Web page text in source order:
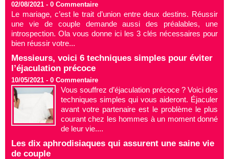
02/08/2021 - 0 Commentaire
Le mariage, c’est le trait d’union entre deux destins. Réussir
une vie de couple demande aussi des préalables, une
introspection. Ola vous donne ici les 3 clés nécessaires pour
bien réussir votre...
Messieurs, voici 6 techniques simples pour éviter
l’éjaculation précoce
10/05/2021 - 0 Commentaire
Vous souffrez d’éjaculation précoce ? Voici des
techniques simples qui vous aideront. Éjaculer
avant votre partenaire est le problème le plus
courant chez les hommes à un moment donné
de leur vie....
Les dix aphrodisiaques qui assurent une saine vie
de couple